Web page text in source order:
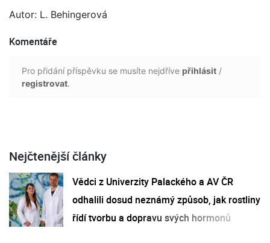
Autor: L. Behingerová
Komentáře
Pro přidání příspěvku se musíte nejdříve přihlásit /
registrovat.
Nejčtenější články
Vědci z Univerzity Palackého a AV ČR
odhalili dosud neznámý způsob, jak rostliny
řídí tvorbu a dopravu svých hormonů